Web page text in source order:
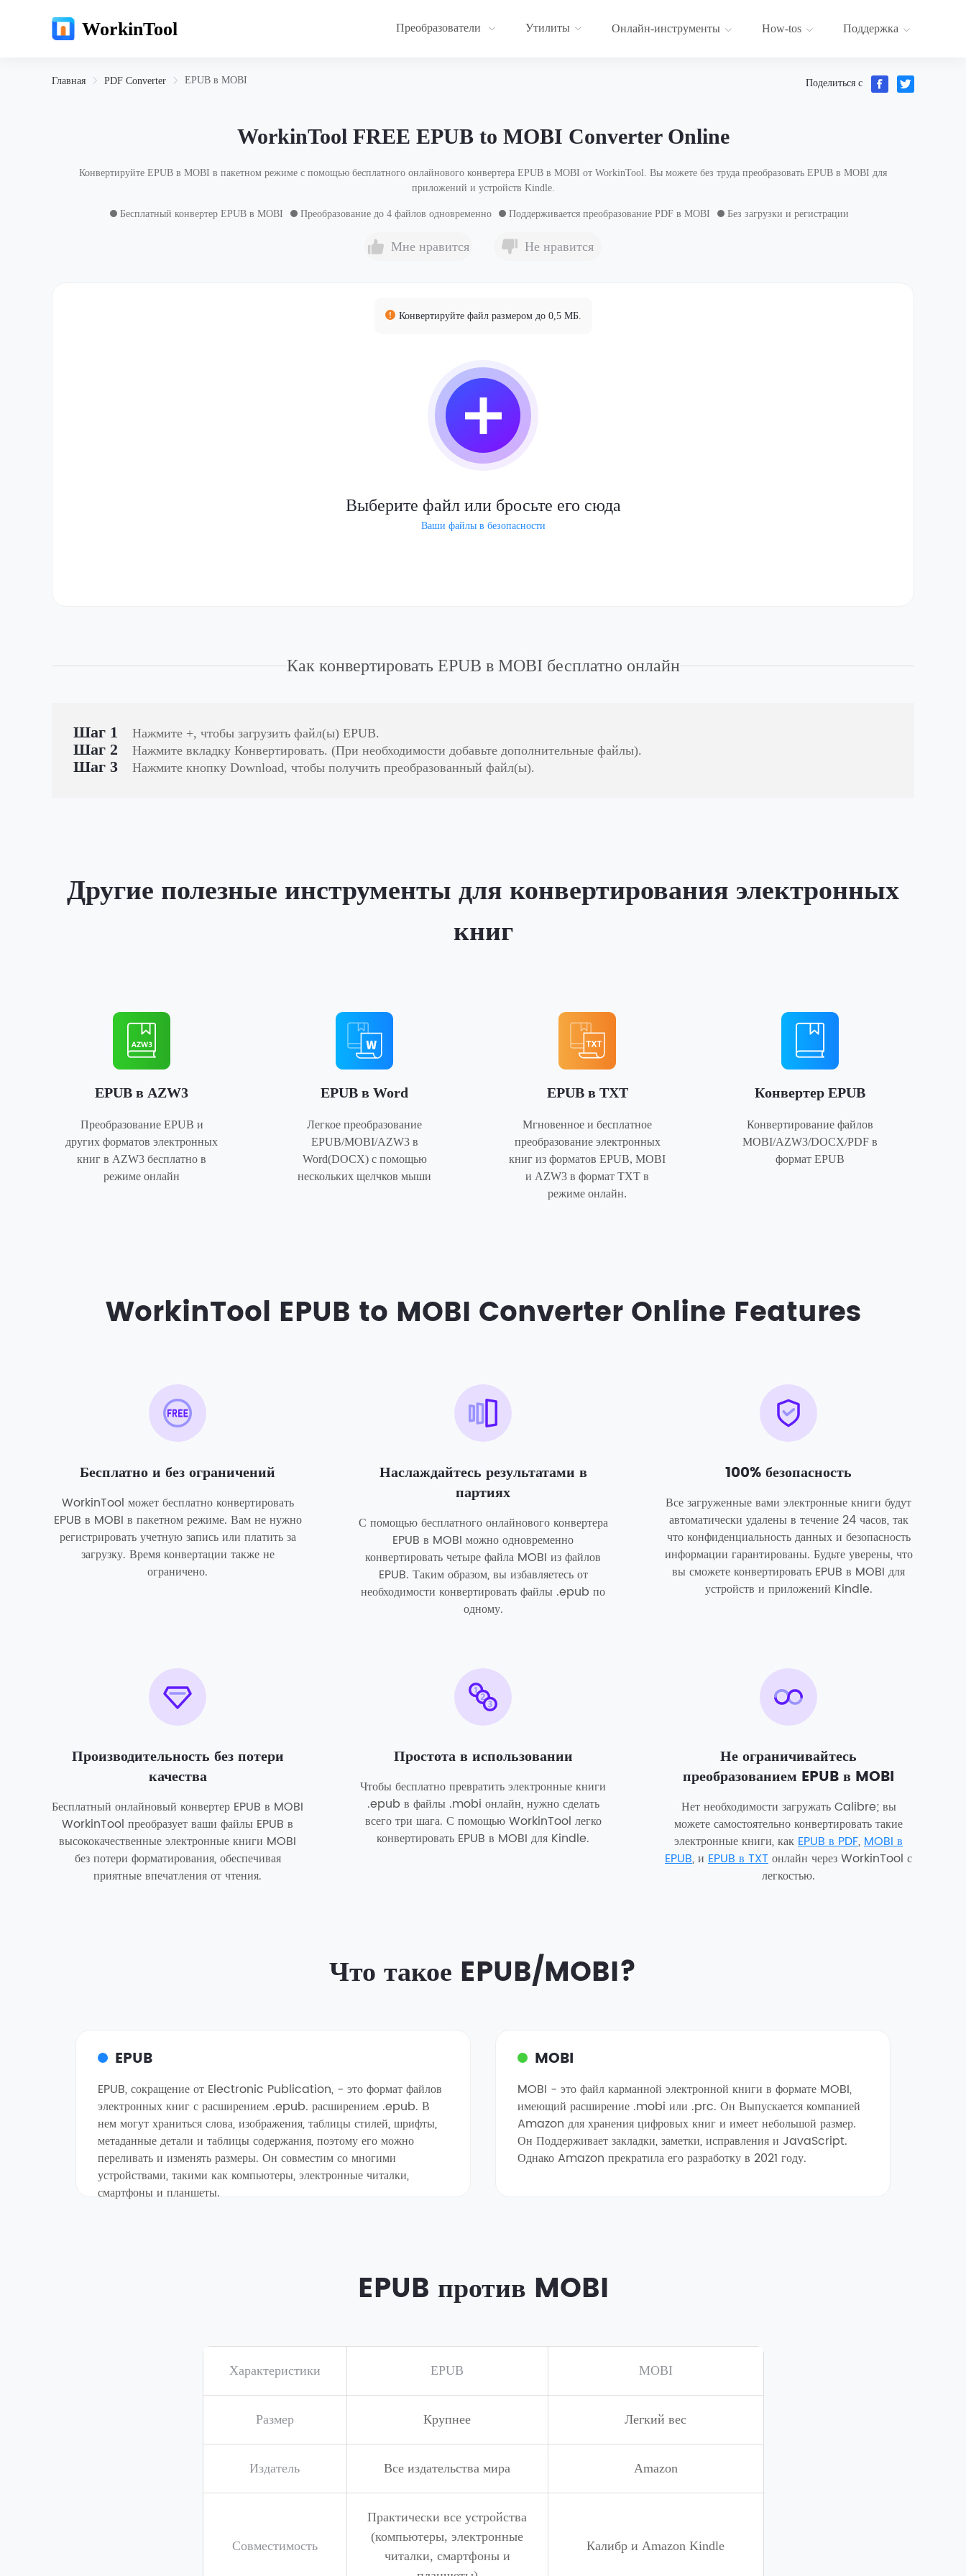
WorkinTool Преобразователи Утилиты Онлайн-инструменты How-tos Поддержка
Главная PDF Converter EPUB в MOBI Поделиться с
WorkinTool FREE EPUB to MOBI Converter Online
Конвертируйте EPUB в MOBI в пакетном режиме с помощью бесплатного онлайнового конвертера EPUB в MOBI от WorkinTool. Вы можете без труда преобразовать EPUB в MOBI для
приложений и устройств Kindle.
Бесплатный конвертер EPUB в MOBI Преобразование до 4 файлов одновременно Поддерживается преобразование PDF в MOBI Без загрузки и регистрации
Мне нравится Не нравится
Конвертируйте файл размером до 0,5 МБ.
Выберите файл или бросьте его сюда
Ваши файлы в безопасности
Как конвертировать EPUB в MOBI бесплатно онлайн
Шаг 1 Нажмите +, чтобы загрузить файл(ы) EPUB.
Шаг 2 Нажмите вкладку Конвертировать. (При необходимости добавьте дополнительные файлы).
Шаг 3 Нажмите кнопку Download, чтобы получить преобразованный файл(ы).
Другие полезные инструменты для конвертирования электронных
книг
EPUB в AZW3
Преобразование EPUB и
других форматов электронных
книг в AZW3 бесплатно в
режиме онлайн
EPUB в Word
Легкое преобразование
EPUB/MOBI/AZW3 в
Word(DOCX) с помощью
нескольких щелчков мыши
EPUB в TXT
Мгновенное и бесплатное
преобразование электронных
книг из форматов EPUB, MOBI
и AZW3 в формат TXT в
режиме онлайн.
Конвертер EPUB
Конвертирование файлов
MOBI/AZW3/DOCX/PDF в
формат EPUB
WorkinTool EPUB to MOBI Converter Online Features
Бесплатно и без ограничений
WorkinTool может бесплатно конвертировать
EPUB в MOBI в пакетном режиме. Вам не нужно
регистрировать учетную запись или платить за
загрузку. Время конвертации также не
ограничено.
Наслаждайтесь результатами в
партиях
С помощью бесплатного онлайнового конвертера
EPUB в MOBI можно одновременно
конвертировать четыре файла MOBI из файлов
EPUB. Таким образом, вы избавляетесь от
необходимости конвертировать файлы .epub по
одному.
100% безопасность
Все загруженные вами электронные книги будут
автоматически удалены в течение 24 часов, так
что конфиденциальность данных и безопасность
информации гарантированы. Будьте уверены, что
вы сможете конвертировать EPUB в MOBI для
устройств и приложений Kindle.
Производительность без потери
качества
Бесплатный онлайновый конвертер EPUB в MOBI
WorkinTool преобразует ваши файлы EPUB в
высококачественные электронные книги MOBI
без потери форматирования, обеспечивая
приятные впечатления от чтения.
Простота в использовании
Чтобы бесплатно превратить электронные книги
.epub в файлы .mobi онлайн, нужно сделать
всего три шага. С помощью WorkinTool легко
конвертировать EPUB в MOBI для Kindle.
Не ограничивайтесь
преобразованием EPUB в MOBI
Нет необходимости загружать Calibre; вы
можете самостоятельно конвертировать такие
электронные книги, какEPUB в PDF,MOBI в
EPUB, и EPUB в TXTонлайн через WorkinTool с
легкостью.
Что такое EPUB/MOBI?
EPUB
EPUB, сокращение от Electronic Publication, - это формат файлов
электронных книг с расширением .epub. расширением .epub. В
нем могут храниться слова, изображения, таблицы стилей, шрифты,
метаданные детали и таблицы содержания, поэтому его можно
переливать и изменять размеры. Он совместим со многими
устройствами, такими как компьютеры, электронные читалки,
смартфоны и планшеты.
MOBI
MOBI - это файл карманной электронной книги в формате MOBI,
имеющий расширение .mobi или .prc. Он Выпускается компанией
Amazon для хранения цифровых книг и имеет небольшой размер.
Он Поддерживает закладки, заметки, исправления и JavaScript.
Однако Amazon прекратила его разработку в 2021 году.
EPUB против MOBI
Характеристики EPUB MOBI
Размер Крупнее Легкий вес
Издатель Все издательства мира Amazon
Совместимость
Практически все устройства
(компьютеры, электронные
читалки, смартфоны и
Калибр и Amazon Kindle